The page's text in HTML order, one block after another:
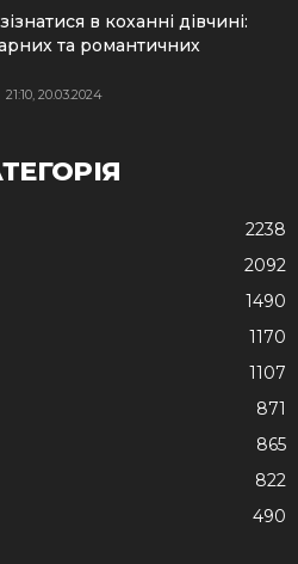
в коханні дівчині:
та романтичних
21:10, 20.03.2024
2238
2092
1490
1170
1107
871
865
822
490